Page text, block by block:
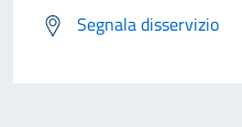
Segnala disservizio